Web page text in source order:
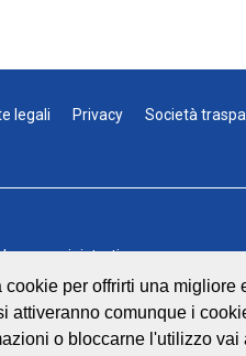
legali Privacy Società
e amministrativa:
17 - 47838 Riccione
Imp. Rimini n. 02418910408
euro 12.233.943,00 I.V.
cookie per offrirti una
attiveranno comunque i
o bloccarne l'utilizzo vai